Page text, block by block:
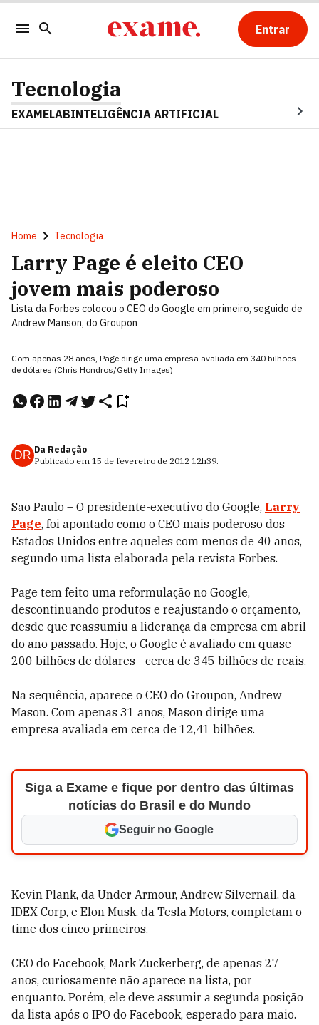
Entrar
Tecnologia
EXAMELABINTELIGÊNCIA ARTIFICIAL
Home Tecnologia
Larry Page é eleito CEO
jovem mais poderoso
Lista da Forbes colocou o CEO do Google em primeiro, seguido de
Andrew Manson, do Groupon
Com apenas 28 anos, Page dirige uma empresa avaliada em 340 bilhões
de dólares (Chris Hondros/Getty Images)
DR Da Redação
Publicado em 15 de fevereiro de 2012 12h39.
São Paulo – O presidente-executivo do Google, Larry
Page, foi apontado como o CEO mais poderoso dos
Estados Unidos entre aqueles com menos de 40 anos,
segundo uma lista elaborada pela revista Forbes.
Page tem feito uma reformulação no Google,
descontinuando produtos e reajustando o orçamento,
desde que reassumiu a liderança da empresa em abril
do ano passado. Hoje, o Google é avaliado em quase
200 bilhões de dólares - cerca de 345 bilhões de reais.
Na sequência, aparece o CEO do Groupon, Andrew
Mason. Com apenas 31 anos, Mason dirige uma
empresa avaliada em cerca de 12,41 bilhões.
Siga a Exame e fique por dentro das últimas
notícias do Brasil e do Mundo
Seguir no Google
Kevin Plank, da Under Armour, Andrew Silvernail, da
IDEX Corp, e Elon Musk, da Tesla Motors, completam o
time dos cinco primeiros.
CEO do Facebook, Mark Zuckerberg, de apenas 27
anos, curiosamente não aparece na lista, por
enquanto. Porém, ele deve assumir a segunda posição
da lista após o IPO do Facebook, esperado para maio.